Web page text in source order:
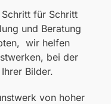
für Schritt
und Beratung
wir helfen
bei der
Bilder.
von hoher